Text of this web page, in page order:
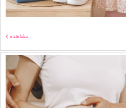
مشاهده